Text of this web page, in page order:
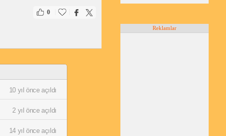
0
10 yıl önce açıldı
2 yıl önce açıldı
14 yıl önce açıldı
Reklamlar